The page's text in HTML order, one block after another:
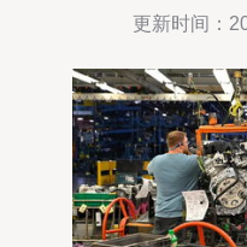
更新时间：